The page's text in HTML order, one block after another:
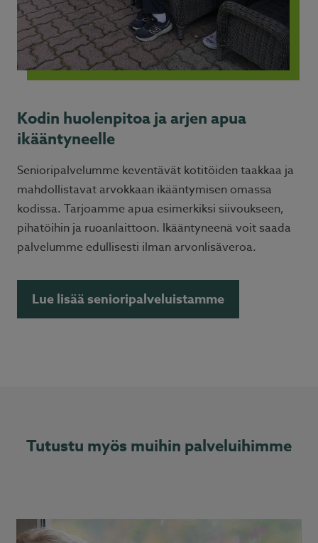
Kodin huolenpitoa ja arjen apua
ikääntyneelle
Senioripalvelumme keventävät kotitöiden taakkaa ja
mahdollistavat arvokkaan ikääntymisen omassa
kodissa. Tarjoamme apua esimerkiksi siivoukseen,
pihatöihin ja ruoanlaittoon. Ikääntyneenä voit saada
palvelumme edullisesti ilman arvonlisäveroa.
Lue lisää senioripalveluistamme
Tutustu myös muihin palveluihimme